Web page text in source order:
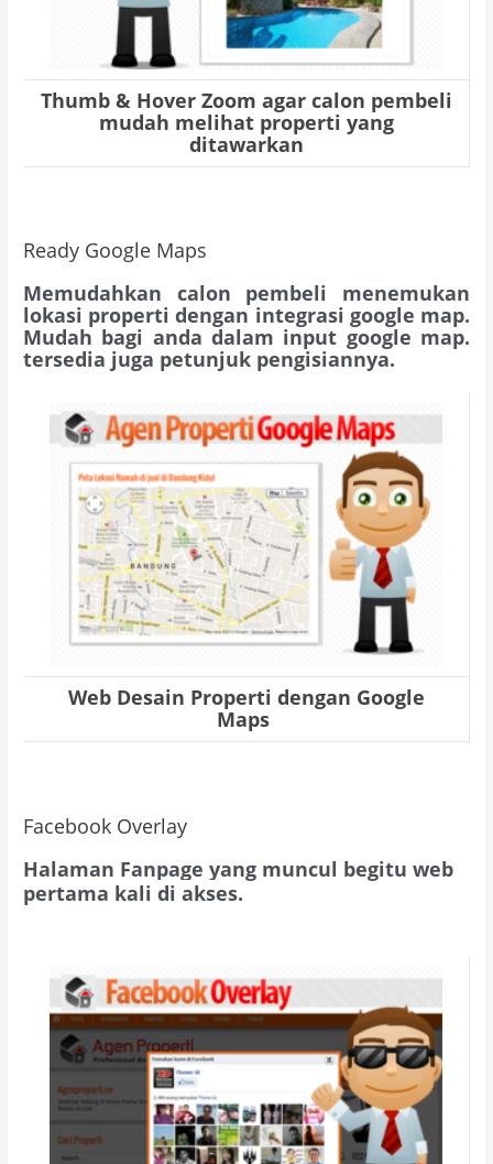
Thumb & Hover Zoom agar calon pembeli
mudah melihat properti yang
ditawarkan
Ready Google Maps
Memudahkan calon pembeli menemukan
lokasi properti dengan integrasi google map.
Mudah bagi anda dalam input google map.
tersedia juga petunjuk pengisiannya.
Web Desain Properti dengan Google
Maps
Facebook Overlay
Halaman Fanpage yang muncul begitu web
pertama kali di akses.